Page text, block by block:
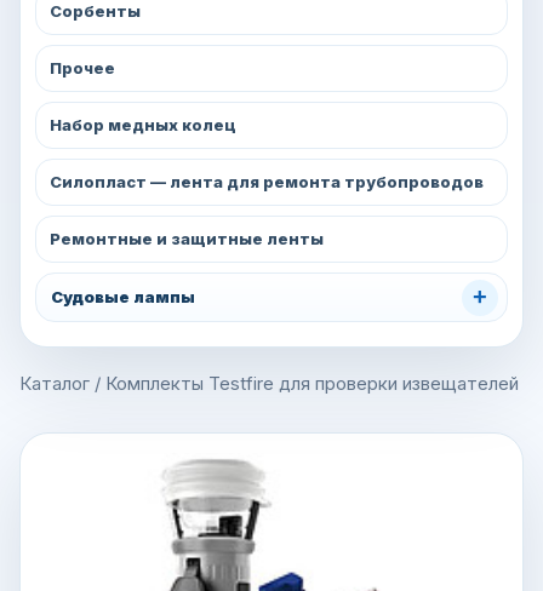
Сорбенты
Прочее
Набор медных колец
Силопласт — лента для ремонта трубопроводов
Ремонтные и защитные ленты
Судовые лампы +
Каталог / Комплекты Testfire для проверки извещателей